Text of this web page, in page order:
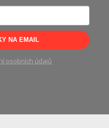
NA EMAIL
osobních údajů